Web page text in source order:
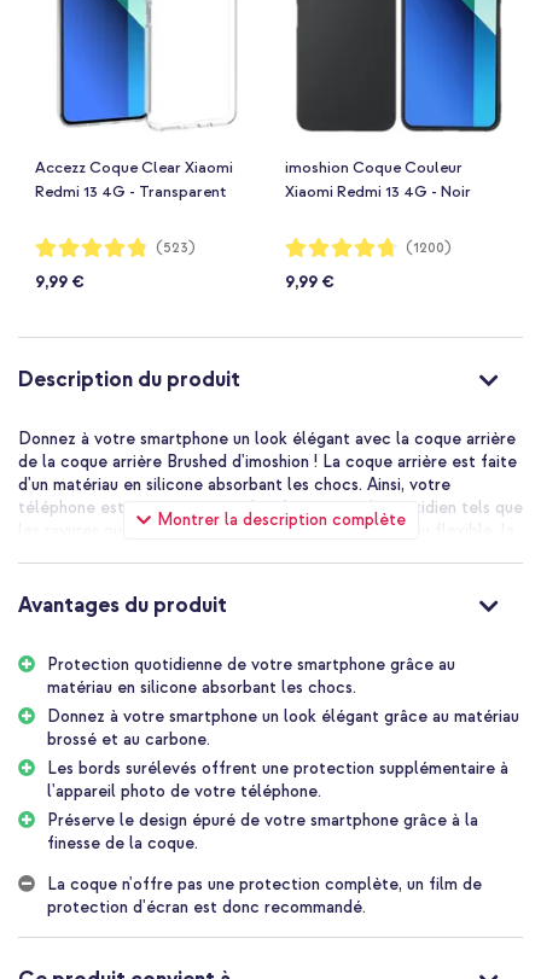
Accezz Coque Clear Xiaomi
Redmi 13 4G - Transparent
Notation:
96%
(523)
9,99 €
imoshion Coque Couleur
Xiaomi Redmi 13 4G - Noir
Notation:
94%
(1200)
9,99 €
Description du produit
Montrer la description complète
Donnez à votre smartphone un look élégant avec la coque arrière
de la coque arrière Brushed d'imoshion ! La coque arrière est faite
d'un matériau en silicone absorbant les chocs. Ainsi, votre
téléphone est protégé contre les dommages du quotidien tels que
les rayures ou les chocs. De plus, grâce à son matériau flexible, la
confère à votre smartphone un aspect élégant.
La coque arrière est faite d'un matériau en silicone absorbant les
chocs. Ainsi, votre téléphone est protégé contre les dommages du
quotidien tels qu'un choc ou des rayures. De plus, les bords
surélevés offrent une protection supplémentaire à l'appareil
photo de votre téléphone. Grâce à son matériau flexible, la coque
est facile à fixer et s'adapte parfaitement à votre appareil.
Design élégant
Le dos de la coque arrière est en silicone brossé, créant un effet
brossé. En outre, la coque est recouvert de carbone. L'association
de ces matériaux assure un aspect élégant de votre smartphone.
Grâce à la conception légère et fine, votre téléphone conserve
sa forme. Ainsi, la prise en main de votre smartphone reste
confortable.
Avantages du produit
Protection quotidienne de votre smartphone grâce au
matériau en silicone absorbant les chocs.
Donnez à votre smartphone un look élégant grâce au matériau
brossé et au carbone.
Les bords surélevés offrent une protection supplémentaire à
l'appareil photo de votre téléphone.
Préserve le design épuré de votre smartphone grâce à la
finesse de la coque.
La coque n'offre pas une protection complète, un film de
protection d'écran est donc recommandé.